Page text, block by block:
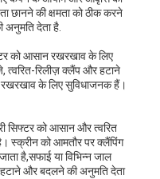
छानने की क्षमता को ठीक करने
अनुमति देता है.
को आसान रखरखाव के लिए
त्वरित-रिलीज़ क्लैंप और हटाने
रखरखाव के लिए सुविधाजनक हैं।
सिफ्टर को आसान और त्वरित
स्क्रीन को आमतौर पर क्लैंपिंग
है,सफाई या विभिन्न जाल
और बदलने की अनुमति देता